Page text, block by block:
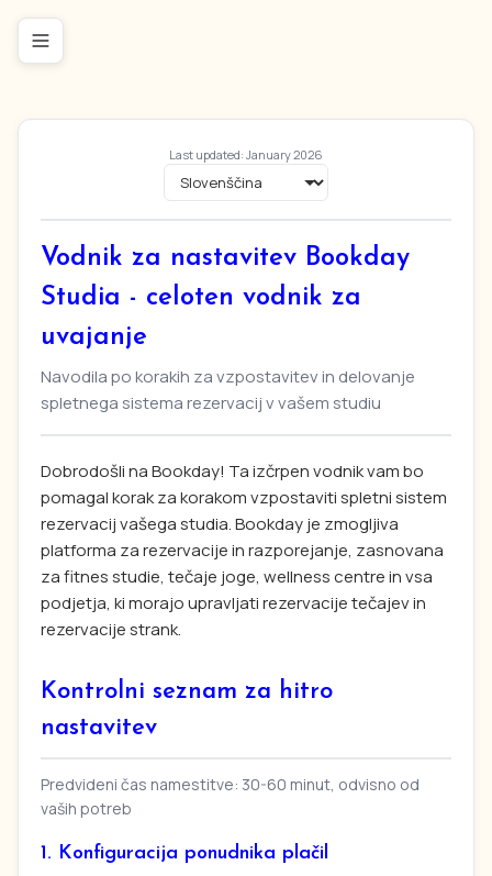
Last updated: January 2026
Vodnik za nastavitev Bookday
Studia - celoten vodnik za
uvajanje
Navodila po korakih za vzpostavitev in delovanje
spletnega sistema rezervacij v vašem studiu
Dobrodošli na Bookday! Ta izčrpen vodnik vam bo
pomagal korak za korakom vzpostaviti spletni sistem
rezervacij vašega studia. Bookday je zmogljiva
platforma za rezervacije in razporejanje, zasnovana
za fitnes studie, tečaje joge, wellness centre in vsa
podjetja, ki morajo upravljati rezervacije tečajev in
rezervacije strank.
Kontrolni seznam za hitro
nastavitev
Predvideni čas namestitve: 30-60 minut, odvisno od
vaših potreb
1. Konfiguracija ponudnika plačil